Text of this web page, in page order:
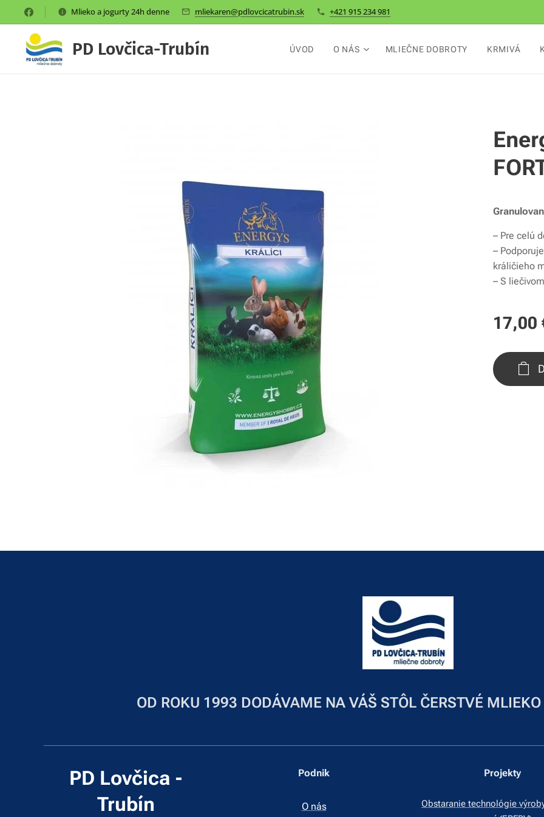
Mlieko a jogurty 24h denne mliekaren@pdlovcicatrubin.sk +421 915 234 981
PD Lovčica-Trubín ÚVOD O NÁS MLIEČNE DOBROTY KRMIVÁ
– Pre celú
–
králičieho
– S liečivom
17,00
OD ROKU 1993 DODÁVAME NA VÁŠ STÔL ČERSTVÉ
PD Lovčica -
Trubín
Podnik
O nás
Projekty
Obstaranie technológie